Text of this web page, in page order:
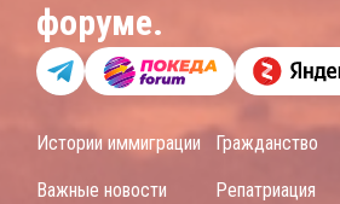
форуме.
Истории иммиграции
Важные новости
Гражданство
Репатриация